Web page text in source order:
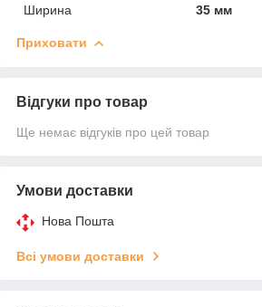
Ширина
35 мм
Приховати
Відгуки про товар
Ще немає відгуків про цей товар
Умови доставки
Нова Пошта
Всі умови доставки